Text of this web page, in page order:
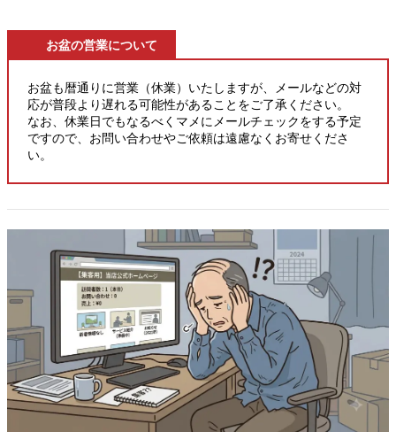
お盆の営業について
お盆も暦通りに営業（休業）いたしますが、メールなどの対
応が普段より遅れる可能性があることをご了承ください。
なお、休業日でもなるべくマメにメールチェックをする予定
ですので、お問い合わせやご依頼は遠慮なくお寄せくださ
い。